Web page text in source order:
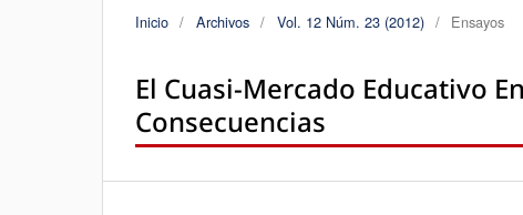
Inicio / Archivos / Vol. 12 Núm. 23 (2012) / Ensayos
El Cuasi-Mercado Educativo
Consecuencias